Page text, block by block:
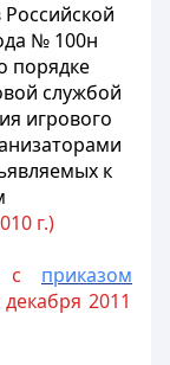
№ 100н
порядке
службой
игрового
к
г.)
с приказом
2011